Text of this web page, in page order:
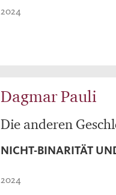
2024
Dagmar Pauli
Die anderen
NICHT-BINARITÄT
2024